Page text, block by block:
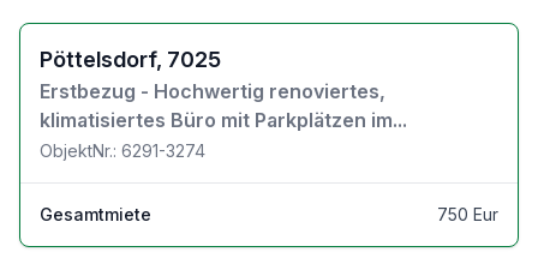
Zu den Objektdetails
Pöttelsdorf, 7025
Erstbezug - Hochwertig renoviertes,
klimatisiertes Büro mit Parkplätzen im...
ObjektNr.: 6291-3274
Gesamtmiete 750 Eur